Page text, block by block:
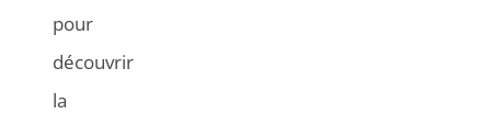
pour
découvrir
la